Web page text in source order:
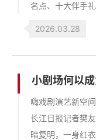
名点、十大伴手
2026.03.28
小剧场何以
嗨戏剧演艺新空
长江日报记者樊
暗复明，一身红